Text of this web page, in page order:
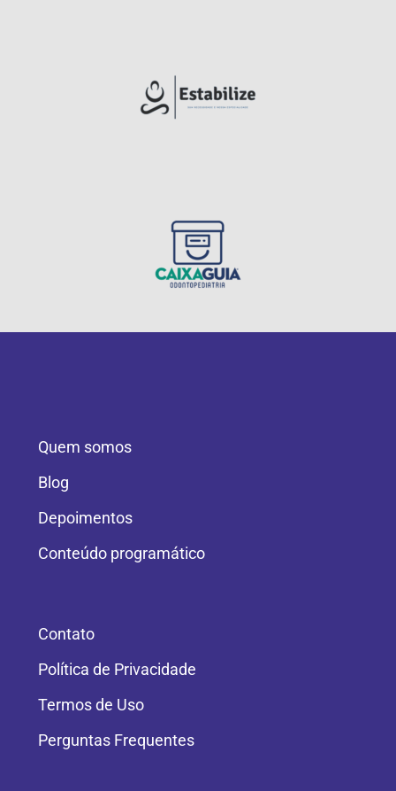
Quem somos
Blog
Depoimentos
Conteúdo programático
Contato
Política de Privacidade
Termos de Uso
Perguntas Frequentes